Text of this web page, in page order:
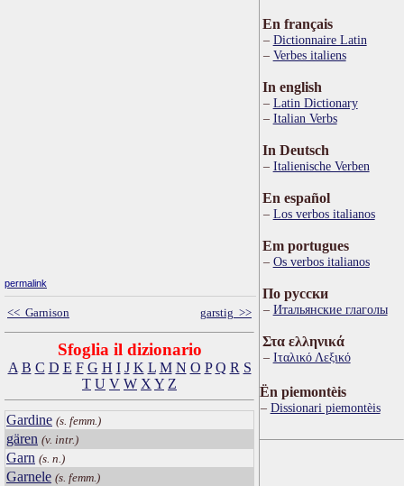
permalink
<< Garnison garstig >>
Sfoglia il dizionario
A B C D E F G H I J K L M N O P Q R S
T U V W X Y Z
Gardine (s. femm.)
gären (v. intr.)
Garn (s. n.)
Garnele (s. femm.)
En français
Dictionnaire Latin
Verbes italiens
In english
Latin Dictionary
Italian Verbs
In Deutsch
Italienische Verben
En español
Los verbos italianos
Em portugues
Os verbos italianos
По русски
Итальянские глаголы
Στα ελληνικά
Ιταλικό Λεξικό
Ën piemontèis
Dissionari piemontèis